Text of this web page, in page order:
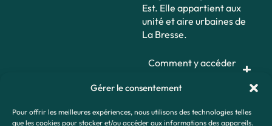
Gérer le consentement
Pour offrir les meilleures expériences, nous utilisons des technologies telles
que les cookies pour stocker et/ou accéder aux informations des appareils.
Est. Elle appartient aux
unité et aire urbaines de
La Bresse.
Comment y accéder